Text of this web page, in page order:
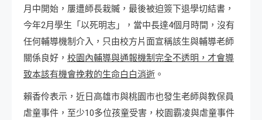
月中開始，屢遭師長栽贓，最後被迫簽下退學切結書，
今年2月學生「以死明志」，當中長達4個月時間，沒有
任何輔導機制介入，只由校方片面宣稱該生與輔導老師
關係良好， 校園內輔導與通報機制完全不透明，才會導
致本該有機會挽救的生命白白消逝 。
賴香伶表示，近日高雄市與桃園市也發生老師與教保員
虐童事件，至少10多位孩童受害，校園霸凌與虐童事件